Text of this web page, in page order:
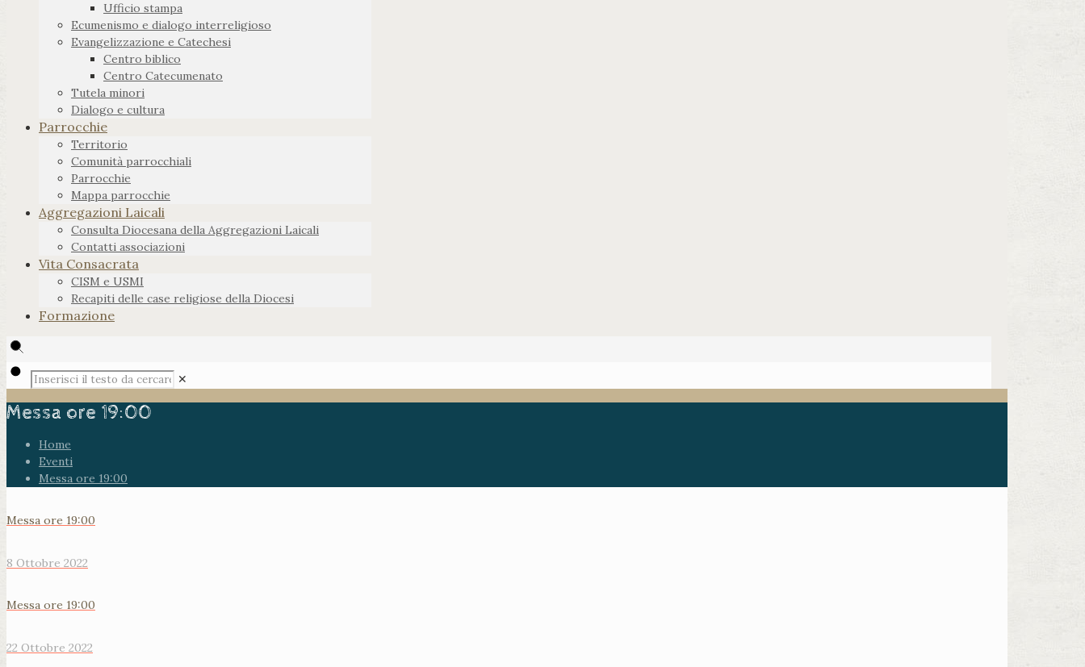
Ufficio stampa
Ecumenismo e dialogo interreligioso
Evangelizzazione e Catechesi
Centro biblico
Centro Catecumenato
Tutela minori
Dialogo e cultura
Parrocchie
Territorio
Comunità parrocchiali
Parrocchie
Mappa parrocchie
Aggregazioni Laicali
Consulta Diocesana della Aggregazioni Laicali
Contatti associazioni
Vita Consacrata
CISM e USMI
Recapiti delle case religiose della Diocesi
Formazione
✕
Messa ore 19:00
Home
Eventi
Messa ore 19:00
Messa ore 19:00
8 Ottobre 2022
Messa ore 19:00
22 Ottobre 2022